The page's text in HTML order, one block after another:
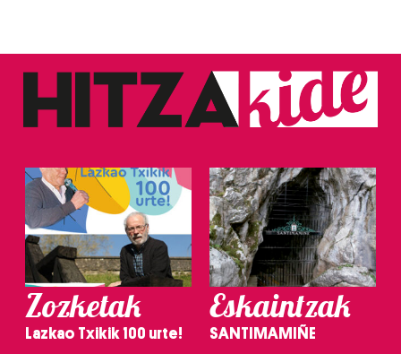
Zozketak
Lazkao Txikik 100 urte!
Eskaintzak
SANTIMAMIÑE